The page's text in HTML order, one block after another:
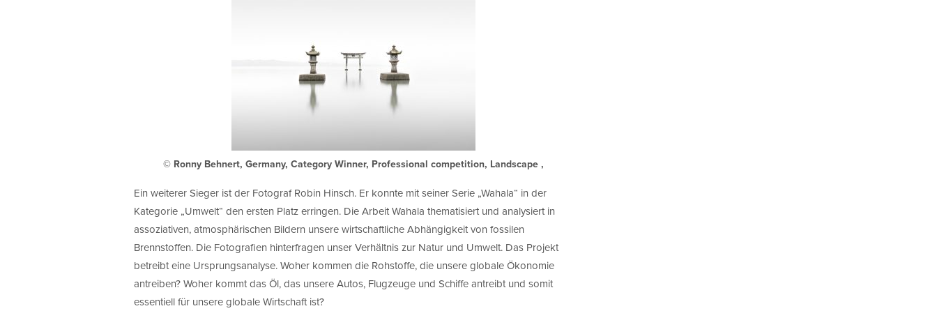
© Ronny Behnert, Germany, Category Winner, Professional competition, Landscape ,
Ein weiterer Sieger ist der Fotograf Robin Hinsch. Er konnte mit seiner Serie „Wahala“ in der
Kategorie „Umwelt“ den ersten Platz erringen. Die Arbeit Wahala thematisiert und analysiert in
assoziativen, atmosphärischen Bildern unsere wirtschaftliche Abhängigkeit von fossilen
Brennstoffen. Die Fotografien hinterfragen unser Verhältnis zur Natur und Umwelt. Das Projekt
betreibt eine Ursprungsanalyse. Woher kommen die Rohstoffe, die unsere globale Ökonomie
antreiben? Woher kommt das Öl, das unsere Autos, Flugzeuge und Schiffe antreibt und somit
essentiell für unsere globale Wirtschaft ist?